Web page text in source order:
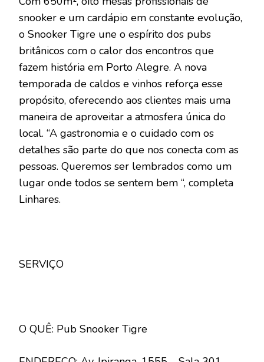
snooker e um cardápio em constante evolução,
o Snooker Tigre une o espírito dos pubs
britânicos com o calor dos encontros que
fazem história em Porto Alegre. A nova
temporada de caldos e vinhos reforça esse
propósito, oferecendo aos clientes mais uma
maneira de aproveitar a atmosfera única do
local. “A gastronomia e o cuidado com os
detalhes são parte do que nos conecta com as
pessoas. Queremos ser lembrados como um
lugar onde todos se sentem bem “, completa
Linhares.
SERVIÇO
O QUÊ: Pub Snooker Tigre